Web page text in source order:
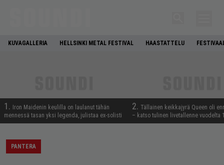
KUVAGALLERIA HELLSINKI METAL FESTIVAL HAASTATTELU
1.
Iron Maidenin keulilla on laulanut tähän
mennessä tasan yksi legenda, julistaa ex-solisti
2. Tällainen keikkajyrä Queen oli
– katso tulinen livetallenne vuodelta
PANTERA